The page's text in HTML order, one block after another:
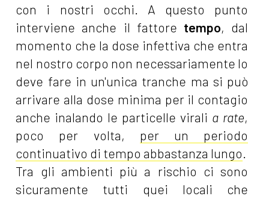
con i nostri occhi. A questo punto
interviene anche il fattore tempo, dal
momento che la dose infettiva che entra
nel nostro corpo non necessariamente lo
deve fare in un'unica tranche ma si può
arrivare alla dose minima per il contagio
anche inalando le particelle virali a rate,
poco per volta, per un periodo
continuativo di tempo abbastanza lungo.
Tra gli ambienti più a rischio ci sono
sicuramente tutti quei locali che